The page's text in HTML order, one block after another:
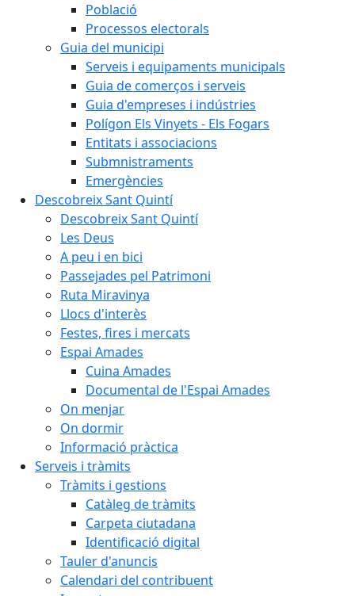
Població
Processos electorals
Guia del municipi
Serveis i equipaments municipals
Guia de comerços i serveis
Guia d'empreses i indústries
Polígon Els Vinyets - Els Fogars
Entitats i associacions
Submnistraments
Emergències
Descobreix Sant Quintí
Descobreix Sant Quintí
Les Deus
A peu i en bici
Passejades pel Patrimoni
Ruta Miravinya
Llocs d'interès
Festes, fires i mercats
Espai Amades
Cuina Amades
Documental de l'Espai Amades
On menjar
On dormir
Informació pràctica
Serveis i tràmits
Tràmits i gestions
Catàleg de tràmits
Carpeta ciutadana
Identificació digital
Tauler d'anuncis
Calendari del contribuent